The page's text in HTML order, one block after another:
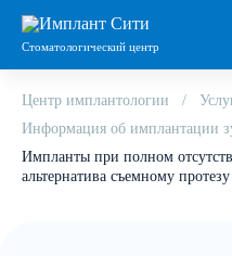
Стоматологический центр
Центр имплантологии
Информация об имплантации
Импланты при полном
альтернатива съемному протезу